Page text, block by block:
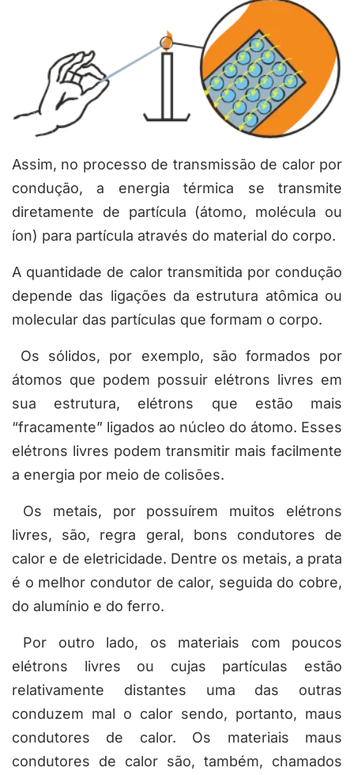
Assim, no processo de transmissão de calor por
condução, a energia térmica se transmite
diretamente de partícula (átomo, molécula ou
íon) para partícula através do material do corpo.
A quantidade de calor transmitida por condução
depende das ligações da estrutura atômica ou
molecular das partículas que formam o corpo.
Os sólidos, por exemplo, são formados por
átomos que podem possuir elétrons livres em
sua estrutura, elétrons que estão mais
“fracamente” ligados ao núcleo do átomo. Esses
elétrons livres podem transmitir mais facilmente
a energia por meio de colisões.
Os metais, por possuírem muitos elétrons
livres, são, regra geral, bons condutores de
calor e de eletricidade. Dentre os metais, a prata
é o melhor condutor de calor, seguida do cobre,
do alumínio e do ferro.
Por outro lado, os materiais com poucos
elétrons livres ou cujas partículas estão
relativamente distantes uma das outras
conduzem mal o calor sendo, portanto, maus
condutores de calor. Os materiais maus
condutores de calor são, também, chamados